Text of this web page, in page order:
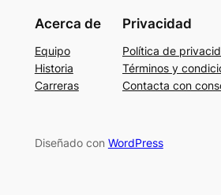
Acerca de
Equipo
Historia
Carreras
Privacidad
Política de
Términos y
Contacta con
Diseñado con WordPress